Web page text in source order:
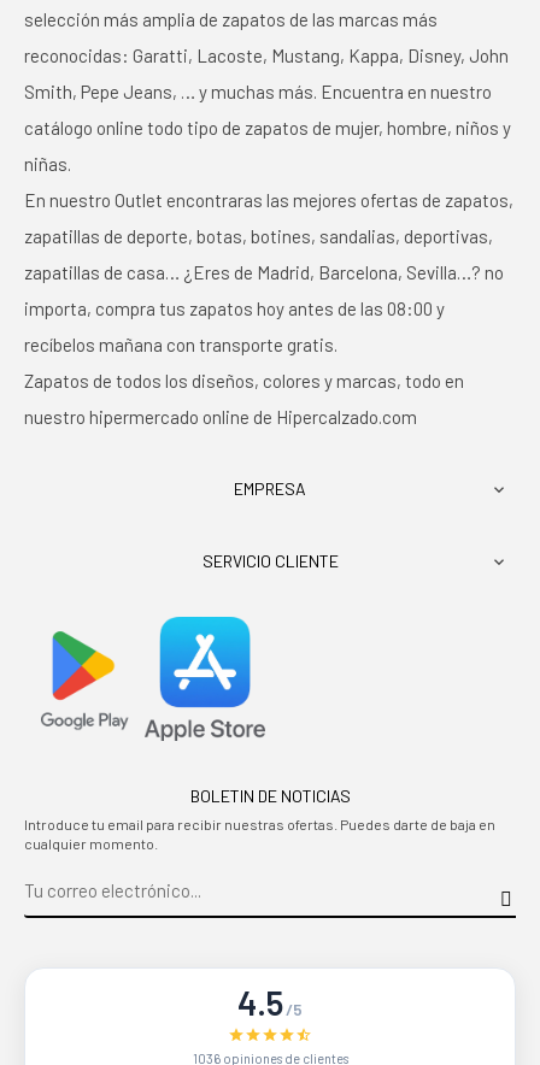
selección más amplia de zapatos de las marcas más
reconocidas: Garatti, Lacoste, Mustang, Kappa, Disney, John
Smith, Pepe Jeans, … y muchas más. Encuentra en nuestro
catálogo online todo tipo de zapatos de mujer, hombre, niños y
niñas.
En nuestro Outlet encontraras las mejores ofertas de zapatos,
zapatillas de deporte, botas, botines, sandalias, deportivas,
zapatillas de casa… ¿Eres de Madrid, Barcelona, Sevilla…? no
importa, compra tus zapatos hoy antes de las 08:00 y
recíbelos mañana con transporte gratis.
Zapatos de todos los diseños, colores y marcas, todo en
nuestro hipermercado online de Hipercalzado.com
EMPRESA 
SERVICIO CLIENTE 
BOLETIN DE NOTICIAS
Introduce tu email para recibir nuestras ofertas. Puedes darte de baja en
cualquier momento.
4.5/5
1036 opiniones de clientes